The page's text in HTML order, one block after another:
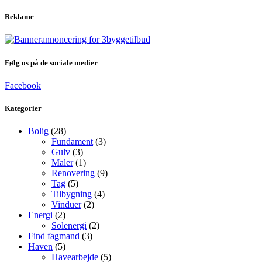
Reklame
Følg os på de sociale medier
Facebook
Kategorier
Bolig (28)
Fundament (3)
Gulv (3)
Maler(1)
Renovering (9)
Tag (5)
Tilbygning (4)
Vinduer(2)
Energi (2)
Solenergi (2)
Find fagmand (3)
Haven (5)
Havearbejde (5)